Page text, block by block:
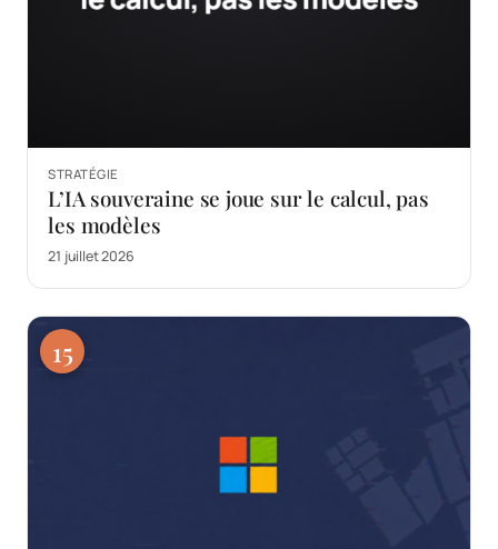
STRATÉGIE
L’IA souveraine se joue sur le calcul, pas
les modèles
21 juillet 2026
15